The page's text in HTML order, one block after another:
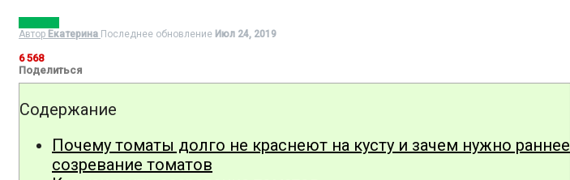
Автор Екатерина Последнее обновление Июл 24, 2019
6 568
Поделиться
Содержание
Почему томаты долго не краснеют на кусту и зачем нужно раннее
созревание томатов